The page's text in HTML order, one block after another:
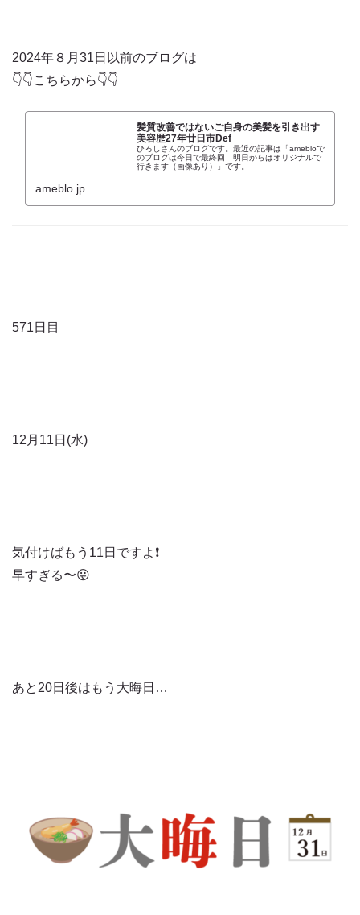
2024年８月31日以前のブログは
👇👇こちらから👇👇
髪質改善ではないご自身の美髪を引き出す
美容歴27年廿日市Def
ひろしさんのブログです。最近の記事は「amebloで
のブログは今日で最終回 明日からはオリジナルで
行きます（画像あり）」です。
ameblo.jp
571日目
12月11日(水)
気付けばもう11日ですよ❗️
早すぎる〜😛
あと20日後はもう大晦日…